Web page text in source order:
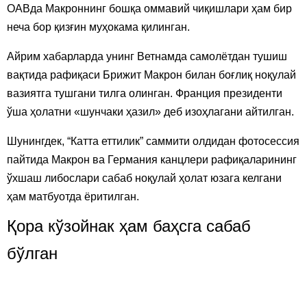
ОАВда Макроннинг бошқа оммавий чиқишлари ҳам бир
неча бор қизғин муҳокама қилинган.
Айрим хабарларда унинг Ветнамда самолётдан тушиш
вақтида рафиқаси Брижит Макрон билан боғлиқ ноқулай
вазиятга тушгани тилга олинган. Франция президенти
ўша ҳолатни «шунчаки ҳазил» деб изоҳлагани айтилган.
Шунингдек, “Катта еттилик” саммити олдидан фотосессия
пайтида Макрон ва Германия канцлери рафиқаларининг
ўхшаш либослари сабаб ноқулай ҳолат юзага келгани
ҳам матбуотда ёритилган.
Қора кўзойнак ҳам баҳсга сабаб
бўлган